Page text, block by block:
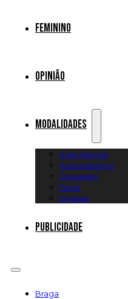
Feminino
Opinião
Modalidades
Artes Marciais
Automobilismo
Canoagem
Futsal
Diversos
Publicidade
Braga